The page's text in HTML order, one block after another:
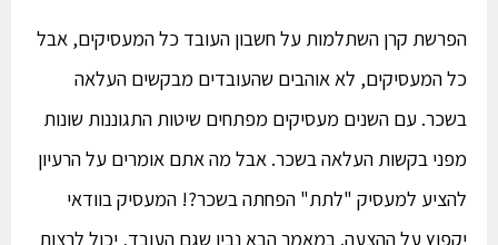
הפרשת קרן השתלמות על חשבון העובד כל המעסיקים, אבל
כל המעסיקים, לא אוהבים שהעובדים מבקשים העלאה
בשכר. עם השנים מעסיקים מפתחים שיטות התגוננות שונות
מפני בקשות העלאה בשכר. אבל מה אתם אומרים על הרעיון
להציע למעסיק "לתת" הפחתה בשכר?! המעסיק בוודאי
יקפוץ על ההצעה. במאמר הבא נבין שגם העובד, יכול לרצות